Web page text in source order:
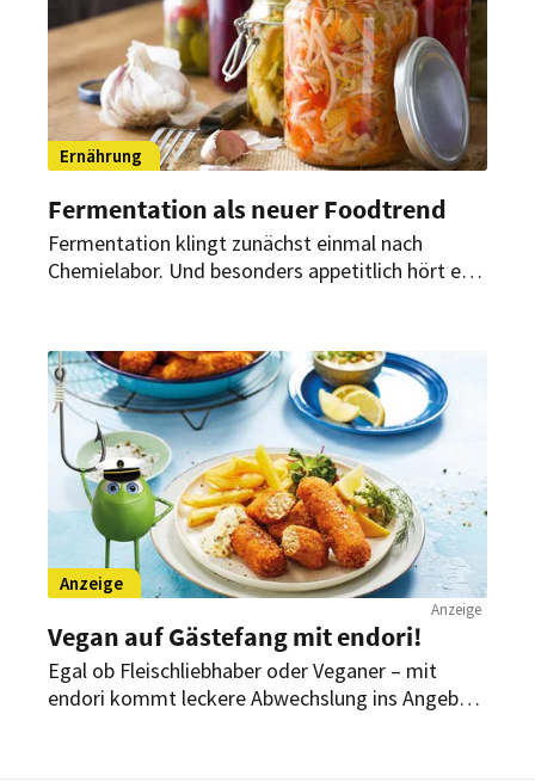
Ernährung
Fermentation als neuer Foodtrend
Fermentation klingt zunächst einmal nach
Chemielabor. Und besonders appetitlich hört es
Doch Fakt ist: fermentierte Lebensmittel liegen
im Trend.
Anzeige
Anzeige
Vegan auf Gästefang mit endori!
Egal ob Fleischliebhaber oder Veganer – mit
endori kommt leckere Abwechslung ins Angebot,